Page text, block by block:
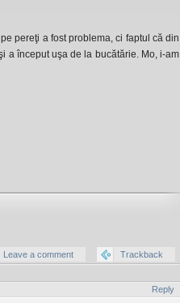
pereţi a fost problema, ci faptul că din
a început uşa de la bucătărie. Mo, i-am
Leave a comment Trackback
Reply